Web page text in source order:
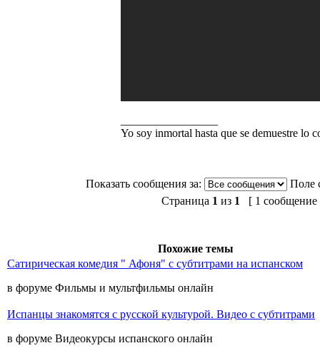
Yo soy inmortal hasta que se demuestre lo
Показать сообщения за:
Поле
Страница 1 из 1 [ 1 сообщение
Похожие темы
Сатирическая комедия " Афоня" с субтитрами на испанском
в форуме Фильмы и мультфильмы онлайн
Испанцы знакомятся с русской культурой. Видео с субтитрами
в форуме Видеокурсы испанского онлайн